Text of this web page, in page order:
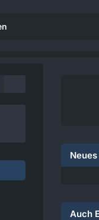
Auch